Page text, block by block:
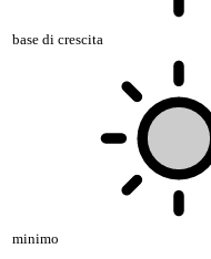
base di crescita
minimo